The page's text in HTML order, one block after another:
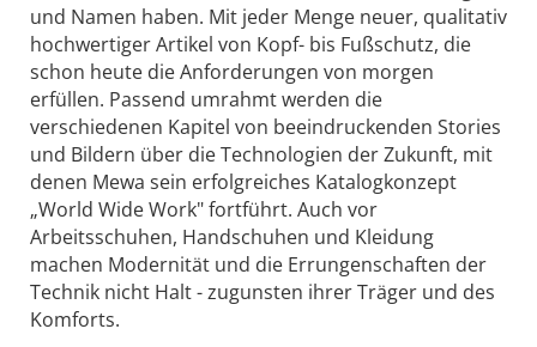
und Namen haben. Mit jeder Menge neuer, qualitativ
hochwertiger Artikel von Kopf- bis Fußschutz, die
schon heute die Anforderungen von morgen
erfüllen. Passend umrahmt werden die
verschiedenen Kapitel von beeindruckenden Stories
und Bildern über die Technologien der Zukunft, mit
denen Mewa sein erfolgreiches Katalogkonzept
„World Wide Work" fortführt. Auch vor
Arbeitsschuhen, Handschuhen und Kleidung
machen Modernität und die Errungenschaften der
Technik nicht Halt - zugunsten ihrer Träger und des
Komforts.